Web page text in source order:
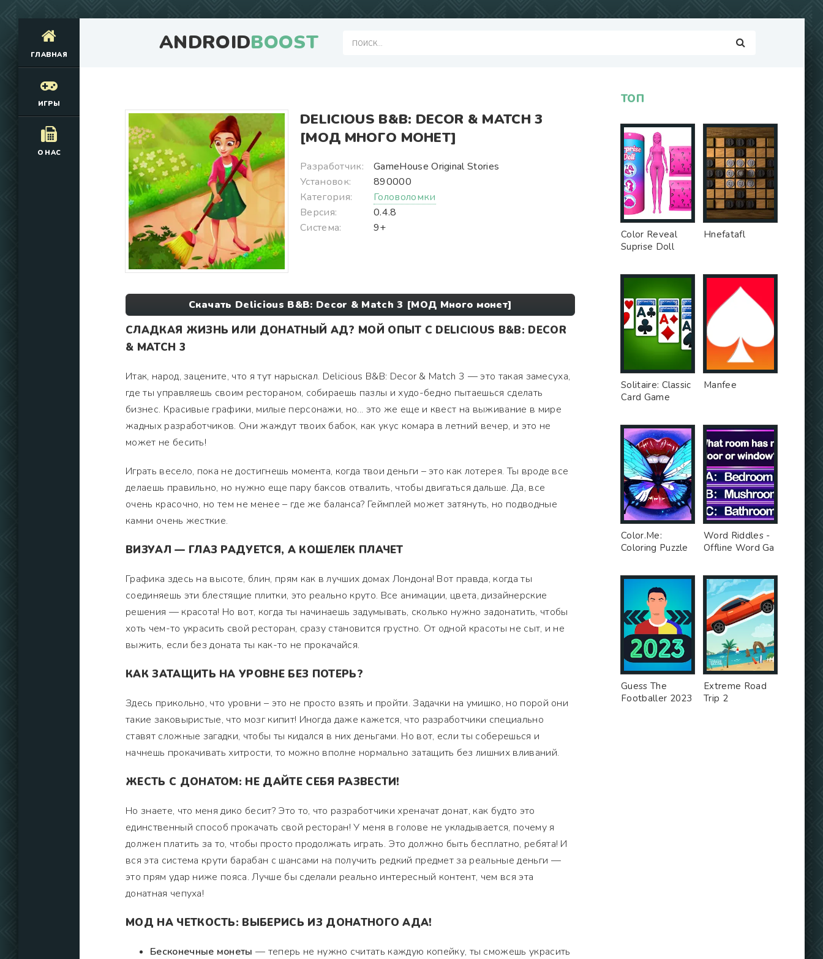
ANDROIDBOOST
ГЛАВНАЯ
ИГРЫ
О НАС
DELICIOUS B&B: DECOR & MATCH 3
[МОД МНОГО МОНЕТ]
Разработчик:
GameHouse Original Stories
Установок:
890000
Категория:
Головоломки
Версия:
0.4.8
Система:
9+
Скачать Delicious B&B: Decor & Match 3 [МОД Много монет]
СЛАДКАЯ ЖИЗНЬ ИЛИ ДОНАТНЫЙ АД? МОЙ ОПЫТ С DELICIOUS B&B: DECOR
& MATCH 3
Итак, народ, зацените, что я тут нарыскал. Delicious B&B: Decor & Match 3 — это такая замесуха,
где ты управляешь своим рестораном, собираешь пазлы и худо-бедно пытаешься сделать
бизнес. Красивые графики, милые персонажи, но... это же еще и квест на выживание в мире
жадных разработчиков. Они жаждут твоих бабок, как укус комара в летний вечер, и это не
может не бесить!
Играть весело, пока не достигнешь момента, когда твои деньги – это как лотерея. Ты вроде все
делаешь правильно, но нужно еще пару баксов отвалить, чтобы двигаться дальше. Да, все
очень красочно, но тем не менее – где же баланса? Геймплей может затянуть, но подводные
камни очень жесткие.
ВИЗУАЛ — ГЛАЗ РАДУЕТСЯ, А КОШЕЛЕК ПЛАЧЕТ
Графика здесь на высоте, блин, прям как в лучших домах Лондона! Вот правда, когда ты
соединяешь эти блестящие плитки, это реально круто. Все анимации, цвета, дизайнерские
решения — красота! Но вот, когда ты начинаешь задумывать, сколько нужно задонатить, чтобы
хоть чем-то украсить свой ресторан, сразу становится грустно. От одной красоты не сыт, и не
выжить, если без доната ты как-то не прокачайся.
КАК ЗАТАЩИТЬ НА УРОВНЕ БЕЗ ПОТЕРЬ?
Здесь прикольно, что уровни – это не просто взять и пройти. Задачки на умишко, но порой они
такие заковыристые, что мозг кипит! Иногда даже кажется, что разработчики специально
ставят сложные загадки, чтобы ты кидался в них деньгами. Но вот, если ты соберешься и
начнешь прокачивать хитрости, то можно вполне нормально затащить без лишних вливаний.
ЖЕСТЬ С ДОНАТОМ: НЕ ДАЙТЕ СЕБЯ РАЗВЕСТИ!
Но знаете, что меня дико бесит? Это то, что разработчики хреначат донат, как будто это
единственный способ прокачать свой ресторан! У меня в голове не укладывается, почему я
должен платить за то, чтобы просто продолжать играть. Это должно быть бесплатно, ребята! И
вся эта система крути барабан c шансами на получить редкий предмет за реальные деньги —
это прям удар ниже пояса. Лучше бы сделали реально интересный контент, чем вся эта
донатная чепуха!
МОД НА ЧЕТКОСТЬ: ВЫБЕРИСЬ ИЗ ДОНАТНОГО АДА!
Бесконечные монеты — теперь не нужно считать каждую копейку, ты сможешь украсить
ТОП
Color Reveal
Suprise Doll
Hnefatafl
Solitaire: Classic
Card Game
Manfee
Color.Me:
Coloring Puzzle
Word Riddles -
Offline Word Ga
Guess The
Footballer 2023
Extreme Road
Trip 2